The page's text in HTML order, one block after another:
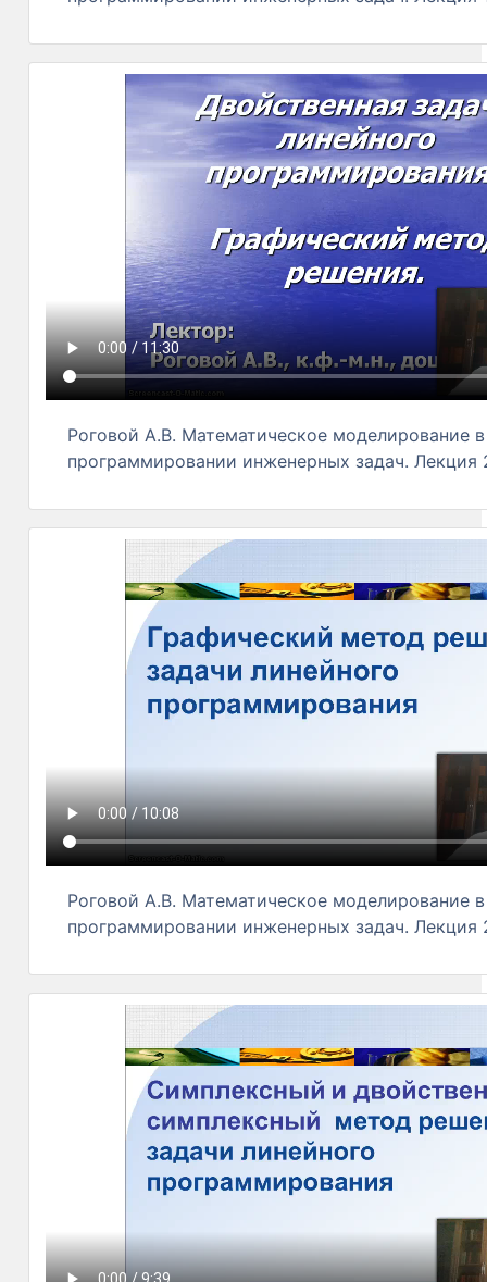
Роговой А.В. Математическое моделирование в
программировании инженерных задач. Лекция
Роговой А.В. Математическое моделирование в
программировании инженерных задач. Лекция